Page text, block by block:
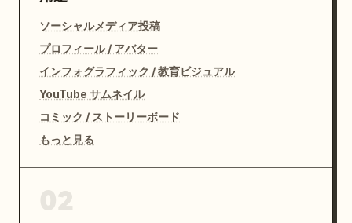
ソーシャルメディア投稿
プロフィール / アバター
インフォグラフィック / 教育ビジュアル
YouTube サムネイル
コミック / ストーリーボード
もっと見る